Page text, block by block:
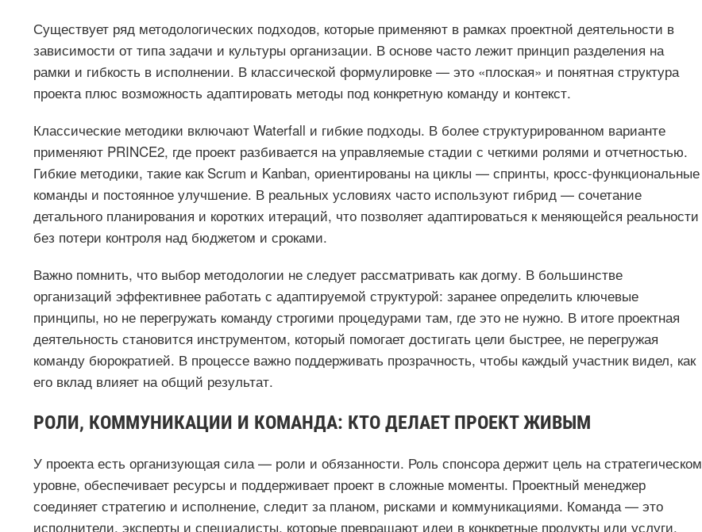
Существует ряд методологических подходов, которые применяют в рамках проектной деятельности в
зависимости от типа задачи и культуры организации. В основе часто лежит принцип разделения на
рамки и гибкость в исполнении. В классической формулировке — это «плоская» и понятная структура
проекта плюс возможность адаптировать методы под конкретную команду и контекст.
Классические методики включают Waterfall и гибкие подходы. В более структурированном варианте
применяют PRINCE2, где проект разбивается на управляемые стадии с четкими ролями и отчетностью.
Гибкие методики, такие как Scrum и Kanban, ориентированы на циклы — спринты, кросс-функциональные
команды и постоянное улучшение. В реальных условиях часто используют гибрид — сочетание
детального планирования и коротких итераций, что позволяет адаптироваться к меняющейся реальности
без потери контроля над бюджетом и сроками.
Важно помнить, что выбор методологии не следует рассматривать как догму. В большинстве
организаций эффективнее работать с адаптируемой структурой: заранее определить ключевые
принципы, но не перегружать команду строгими процедурами там, где это не нужно. В итоге проектная
деятельность становится инструментом, который помогает достигать цели быстрее, не перегружая
команду бюрократией. В процессе важно поддерживать прозрачность, чтобы каждый участник видел, как
его вклад влияет на общий результат.
РОЛИ, КОММУНИКАЦИИ И КОМАНДА: КТО ДЕЛАЕТ ПРОЕКТ ЖИВЫМ
У проекта есть организующая сила — роли и обязанности. Роль спонсора держит цель на стратегическом
уровне, обеспечивает ресурсы и поддерживает проект в сложные моменты. Проектный менеджер
соединяет стратегию и исполнение, следит за планом, рисками и коммуникациями. Команда — это
исполнители, эксперты и специалисты, которые превращают идеи в конкретные продукты или услуги.